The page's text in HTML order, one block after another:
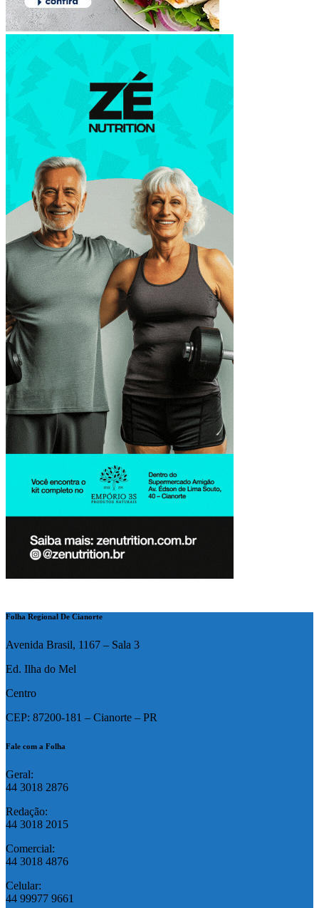
Folha Regional De Cianorte
Avenida Brasil, 1167 – Sala 3
Ed. Ilha do Mel
Centro
CEP: 87200-181 – Cianorte – PR
Fale com a Folha
Geral:
44 3018 2876
Redação:
44 3018 2015
Comercial:
44 3018 4876
Celular:
44 99977 9661